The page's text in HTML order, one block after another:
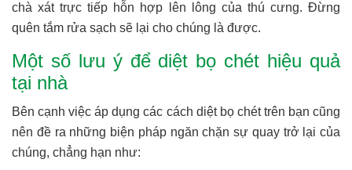
chà xát trực tiếp hỗn hợp lên lông của thú cưng. Đừng
quên tắm rửa sạch sẽ lại cho chúng là được.
Một số lưu ý để diệt bọ chét hiệu quả
tại nhà
Bên cạnh việc áp dụng các cách diệt bọ chét trên bạn cũng
nên đề ra những biện pháp ngăn chặn sự quay trở lại của
chúng, chẳng hạn như: